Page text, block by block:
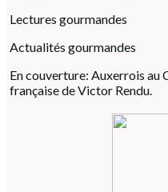
Lectures gourmandes
Actualités gourmandes
En couverture: Auxerrois au
française de Victor Rendu.